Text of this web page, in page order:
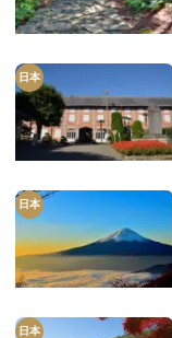
日本
日本
日本